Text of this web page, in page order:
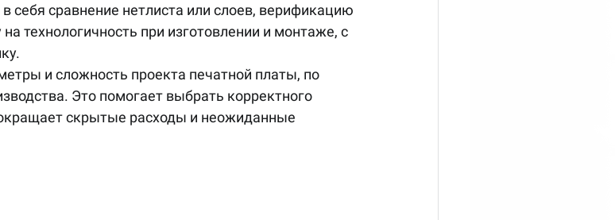
себя сравнение нетлиста или слоев, верификацию
технологичность при изготовлении и монтаже, с
и сложность проекта печатной платы, по
Это помогает выбрать корректного
скрытые расходы и неожиданные